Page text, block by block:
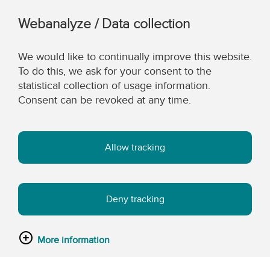
Webanalyze / Data collection
We would like to continually improve this website.
To do this, we ask for your consent to the
statistical collection of usage information.
Consent can be revoked at any time.
Allow tracking
Deny tracking
More information